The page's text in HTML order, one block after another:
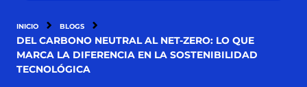
INICIO BLOGS
DEL CARBONO NEUTRAL AL NET-ZERO: LO QUE
MARCA LA DIFERENCIA EN LA SOSTENIBILIDAD
TECNOLÓGICA